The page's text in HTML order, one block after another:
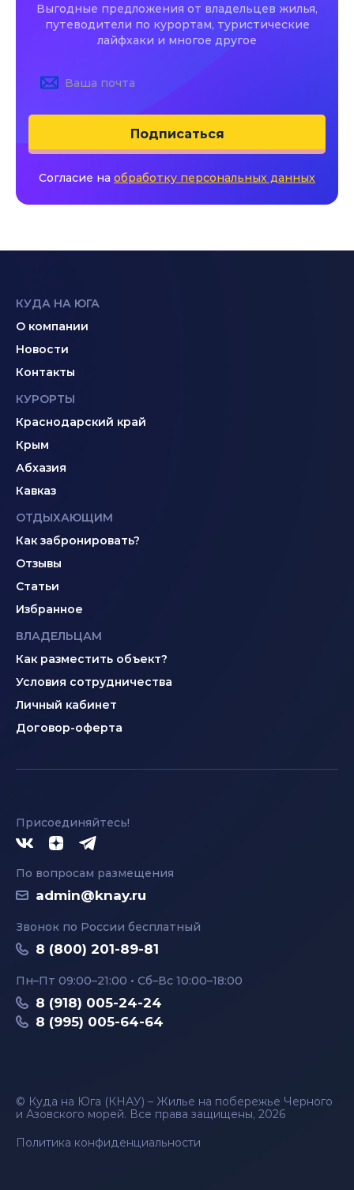
Выгодные предложения от владельцев жилья,
путеводители по курортам, туристические
лайфхаки и многое другое
Подписаться
Согласие на обработку персональных данных
КУДА НА ЮГА
О компании
Новости
Контакты
КУРОРТЫ
Краснодарский край
Крым
Абхазия
Кавказ
ОТДЫХАЮЩИМ
Как забронировать?
Отзывы
Статьи
Избранное
ВЛАДЕЛЬЦАМ
Как разместить объект?
Условия сотрудничества
Личный кабинет
Договор-оферта
Присоединяйтесь!
По вопросам размещения
admin@knay.ru
Звонок по России бесплатный
8 (800) 201-89-81
Пн–Пт 09:00–21:00 • Сб–Вс 10:00–18:00
8 (918) 005-24-24
8 (995) 005-64-64
© Куда на Юга (КНАУ) – Жилье на побережье Черного
и Азовского морей. Все права защищены, 2026
Политика конфиденциальности